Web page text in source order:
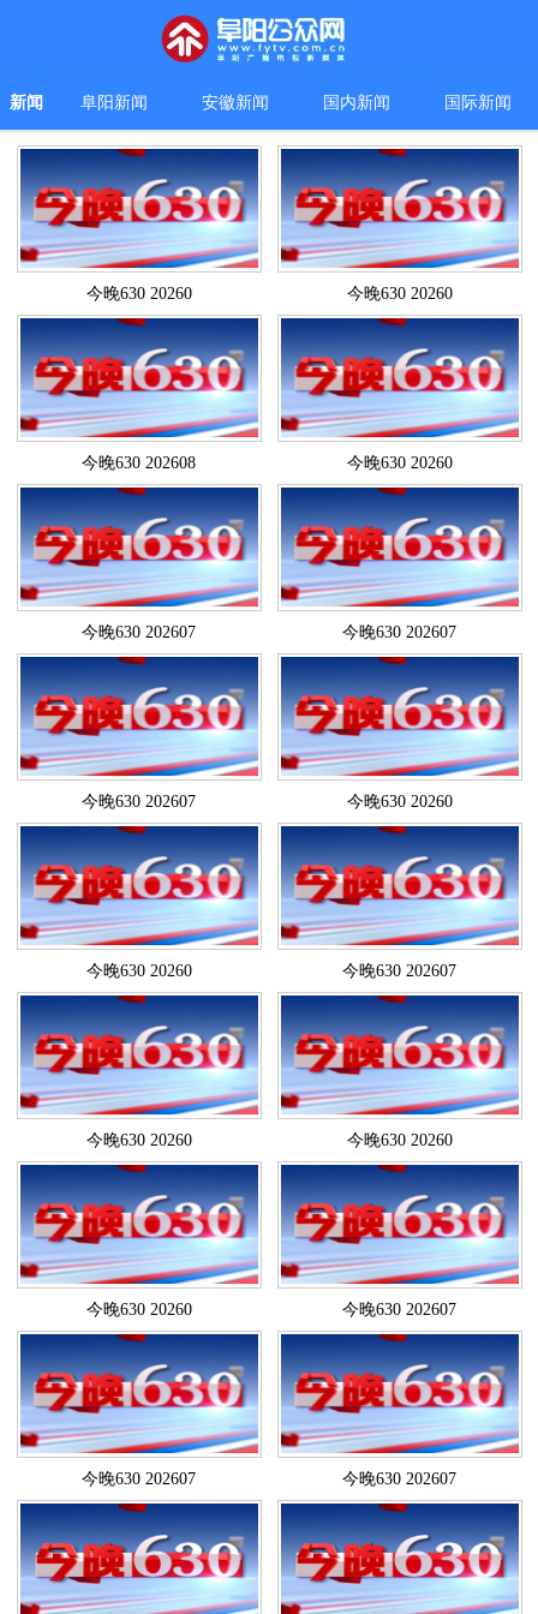
新闻 阜阳新闻 安徽新闻 国内新闻 国际新闻
今晚630 20260 今晚630 20260
今晚630 202608 今晚630 20260
今晚630 202607 今晚630 202607
今晚630 202607 今晚630 20260
今晚630 20260 今晚630 202607
今晚630 20260 今晚630 20260
今晚630 20260 今晚630 202607
今晚630 202607 今晚630 202607